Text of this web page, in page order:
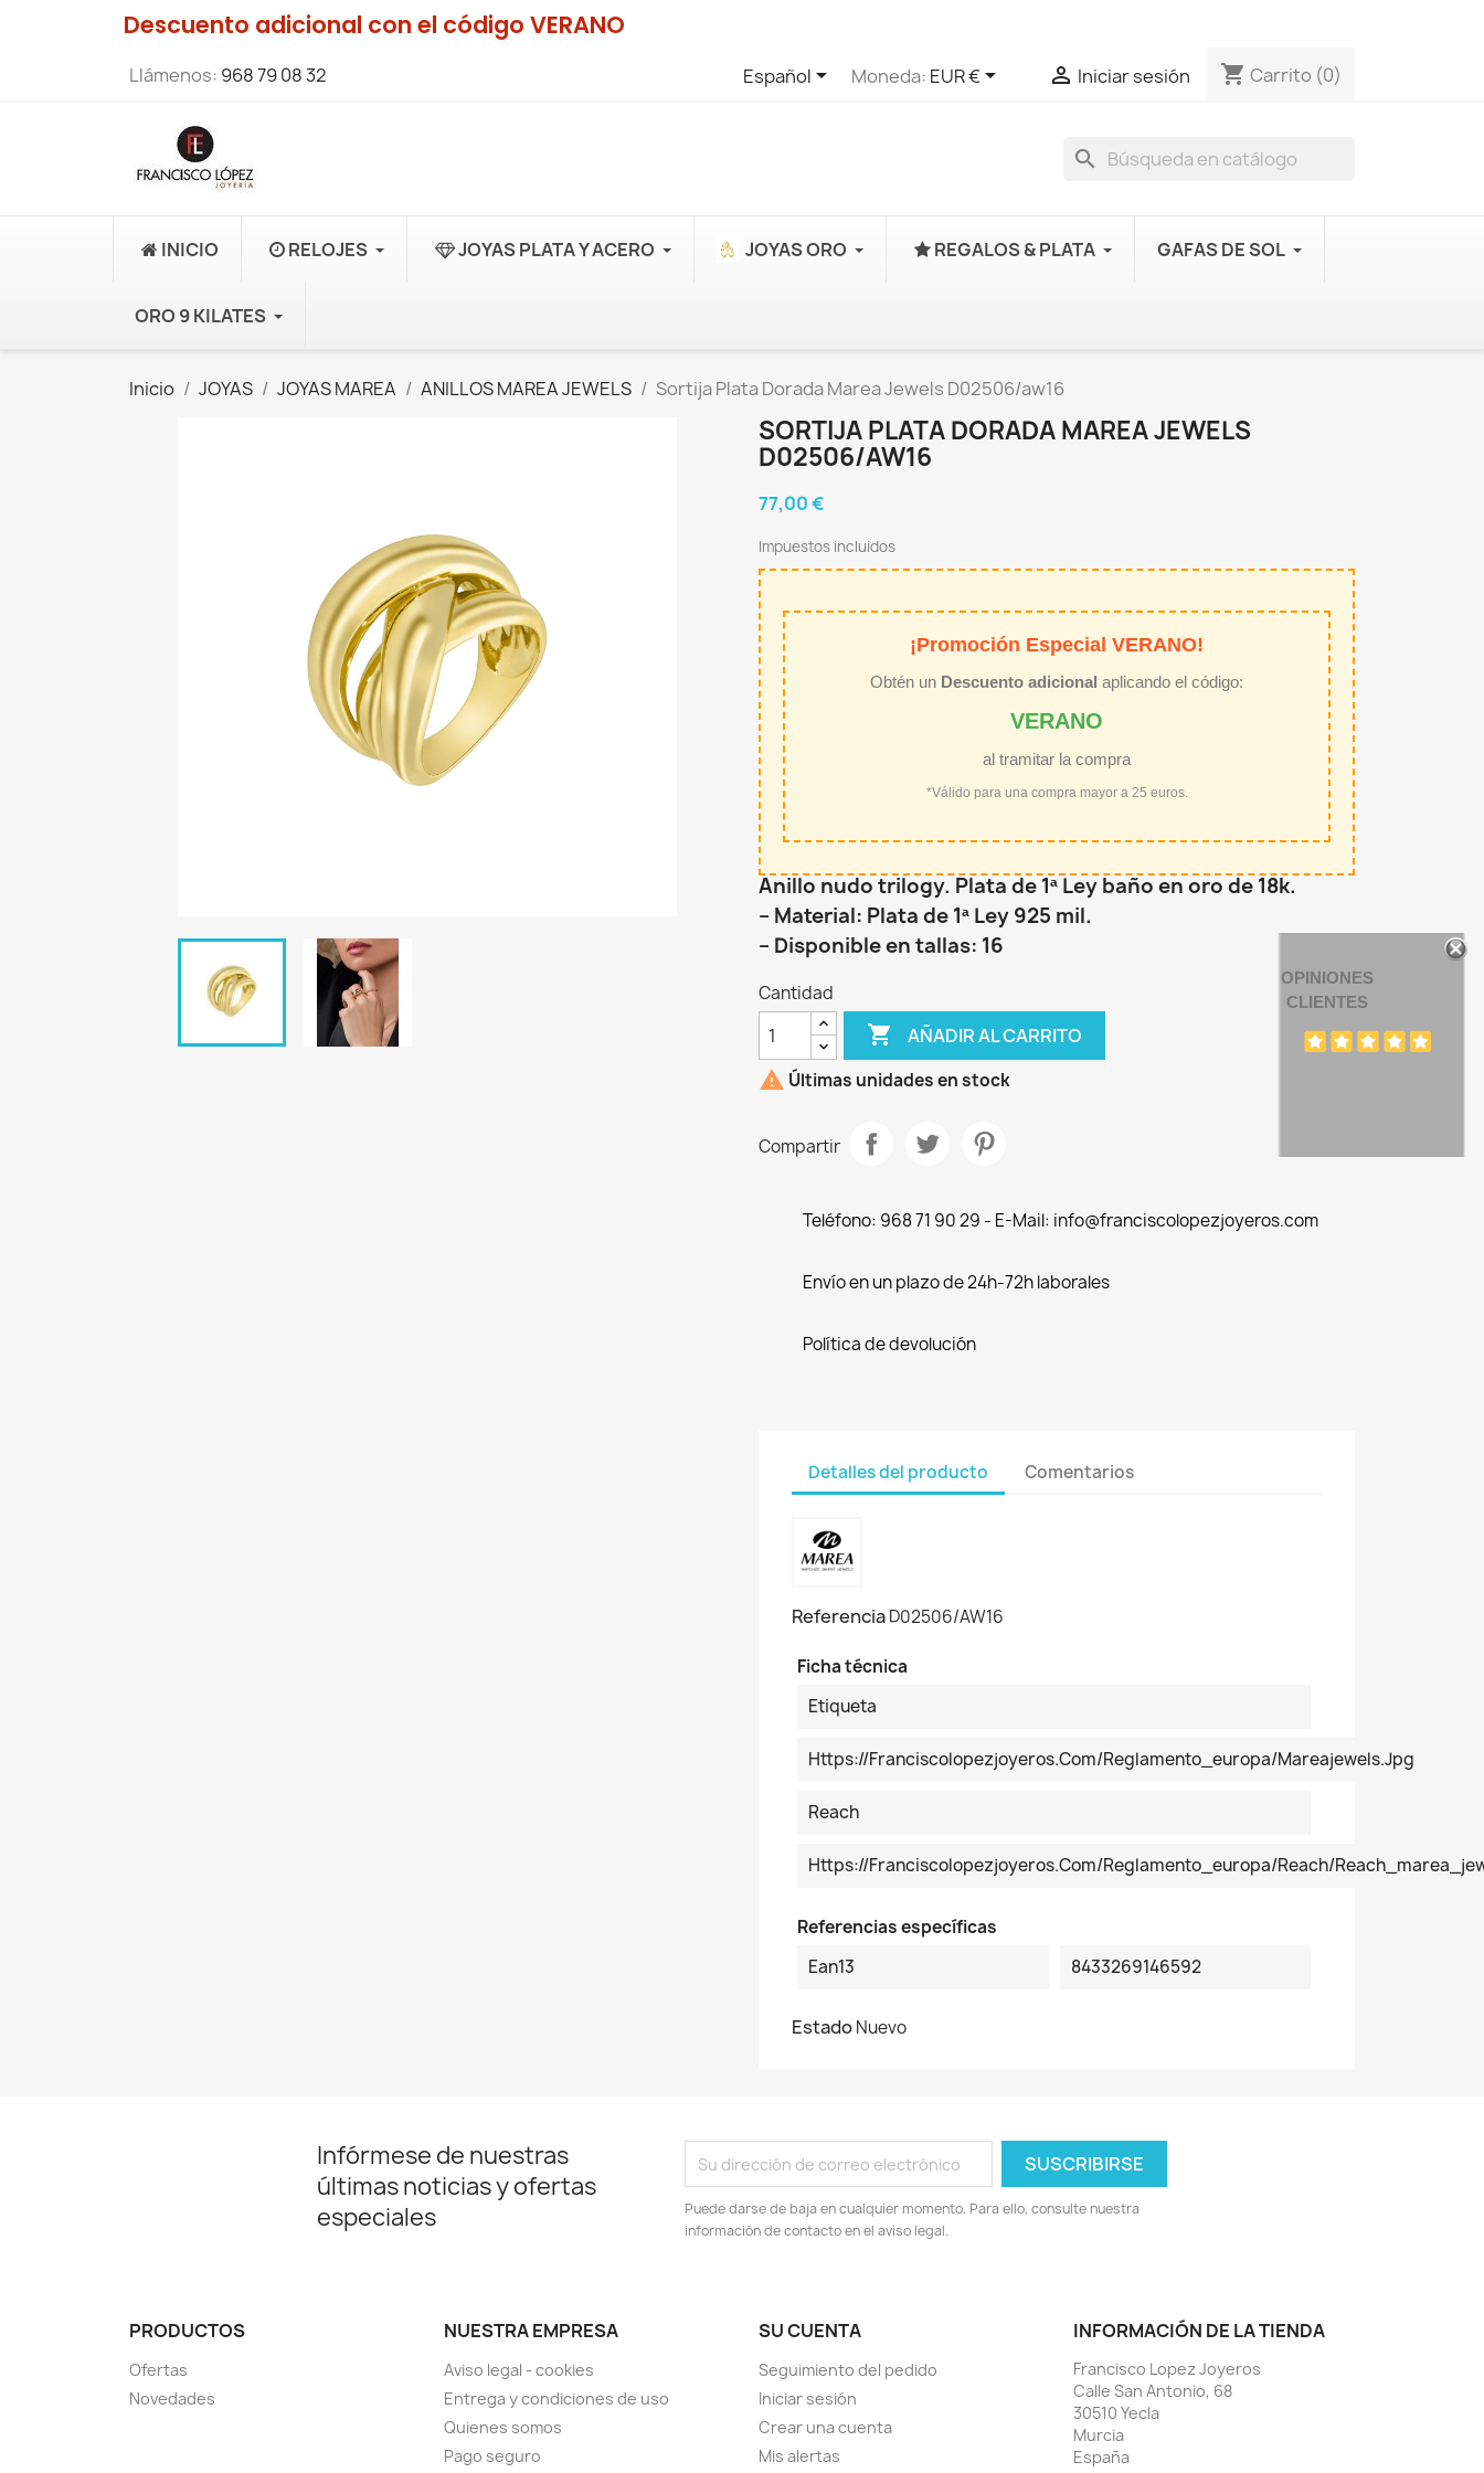
Descuento adicional con el código VERANO
Llámenos: 968 79 08 32 Español Moneda: EUR €  Iniciar sesión shopping_cart Carrito (0)
search
INICIO RELOJES JOYAS PLATA Y ACERO JOYAS ORO REGALOS & PLATA GAFAS DE SOL
ORO 9 KILATES
Inicio JOYAS JOYAS MAREA ANILLOS MAREA JEWELS Sortija Plata Dorada Marea Jewels D02506/aw16
SORTIJA PLATA DORADA MAREA JEWELS
D02506/AW16
77,00 €
Impuestos incluidos
¡Promoción Especial VERANO!
Obtén un Descuento adicional aplicando el código:
VERANO
al tramitar la compra
*Válido para una compra mayor a 25 euros.
Anillo nudo trilogy. Plata de 1ª Ley baño en oro de 18k.
– Material: Plata de 1ª Ley 925 mil.
– Disponible en tallas: 16
Cantidad
 AÑADIR AL CARRITO
 Últimas unidades en stock
Compartir
Teléfono: 968 71 90 29 - E-Mail: info@franciscolopezjoyeros.com
Envío en un plazo de 24h-72h laborales
Política de devolución
Detalles del producto Comentarios
ReferenciaD02506/AW16
Ficha técnica
Etiqueta
Https://franciscolopezjoyeros.com/reglamento_europa/mareajewels.jpg
Reach
Https://franciscolopezjoyeros.com/reglamento_europa/reach/
Referencias específicas
Ean13
8433269146592
EstadoNuevo
Infórmese de nuestras
últimas noticias y ofertas
especiales
Puede darse de baja en cualquier momento. Para ello, consulte nuestra
información de contacto en el aviso legal.
PRODUCTOS
Ofertas
Novedades
NUESTRA EMPRESA
Aviso legal - cookies
Entrega y condiciones de uso
Quienes somos
Pago seguro
SU CUENTA
Seguimiento del pedido
Iniciar sesión
Crear una cuenta
Mis alertas
INFORMACIÓN DE LA TIENDA
Francisco Lopez Joyeros
Calle San Antonio, 68
30510 Yecla
Murcia
España
OPINIONES
CLIENTES